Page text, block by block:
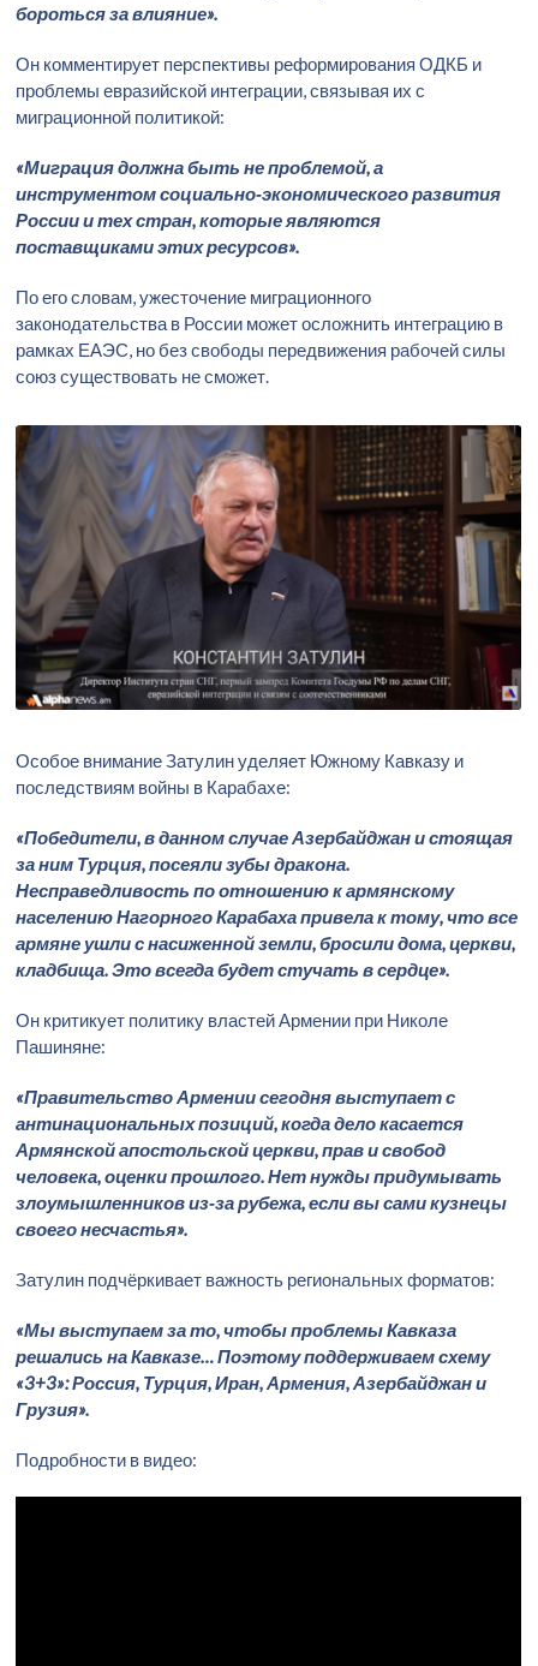
бороться за влияние».
Он комментирует перспективы реформирования ОДКБ и
проблемы евразийской интеграции, связывая их с
миграционной политикой:
«Миграция должна быть не проблемой, а
инструментом социально‑экономического развития
России и тех стран, которые являются
поставщиками этих ресурсов».
По его словам, ужесточение миграционного
законодательства в России может осложнить интеграцию в
рамках ЕАЭС, но без свободы передвижения рабочей силы
союз существовать не сможет.
Особое внимание Затулин уделяет Южному Кавказу и
последствиям войны в Карабахе:
«Победители, в данном случае Азербайджан и стоящая
за ним Турция, посеяли зубы дракона.
Несправедливость по отношению к армянскому
населению Нагорного Карабаха привела к тому, что все
армяне ушли с насиженной земли, бросили дома, церкви,
кладбища. Это всегда будет стучать в сердце».
Он критикует политику властей Армении при Николе
Пашиняне:
«Правительство Армении сегодня выступает с
антинациональных позиций, когда дело касается
Армянской апостольской церкви, прав и свобод
человека, оценки прошлого. Нет нужды придумывать
злоумышленников из‑за рубежа, если вы сами кузнецы
своего несчастья».
Затулин подчёркивает важность региональных форматов:
«Мы выступаем за то, чтобы проблемы Кавказа
решались на Кавказе… Поэтому поддерживаем схему
«3+3»: Россия, Турция, Иран, Армения, Азербайджан и
Грузия».
Подробности в видео: